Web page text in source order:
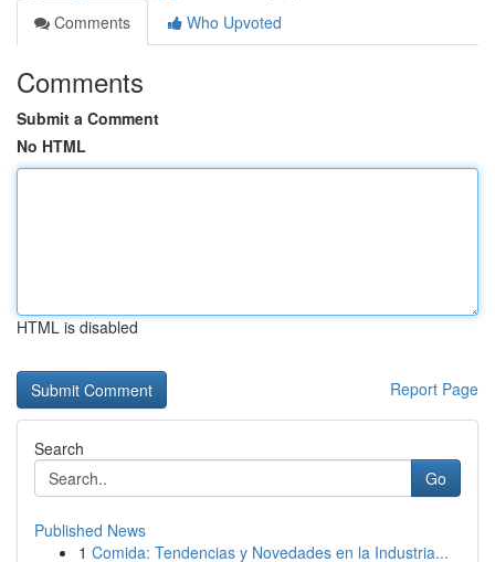
Comments
Who Upvoted
Comments
Submit a Comment
No HTML
HTML is disabled
Report Page
Search
Go
Published News
1 Comida: Tendencias y Novedades en la Industria...